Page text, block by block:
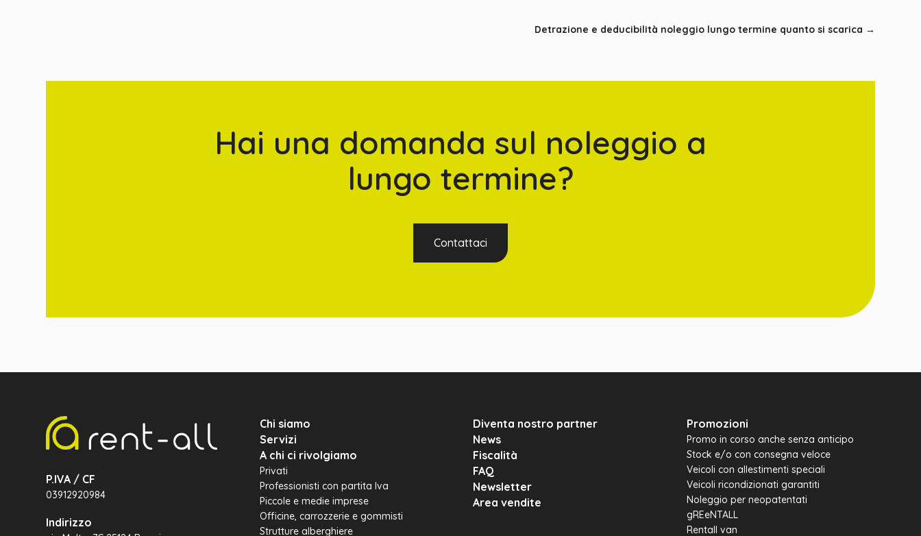
Detrazione e deducibilità noleggio lungo termine quanto si scarica →
Hai una domanda sul noleggio a
lungo termine?
Contattaci
P.IVA / CF
03912920984
Indirizzo
Chi siamo
Servizi
A chi ci rivolgiamo
Privati
Professionisti con partita Iva
Piccole e medie imprese
Officine, carrozzerie e gommisti
Strutture alberghiere
Diventa nostro partner
News
Fiscalità
FAQ
Newsletter
Area vendite
Promozioni
Promo in corso anche senza anticipo
Stock e/o con consegna veloce
Veicoli con allestimenti speciali
Veicoli ricondizionati garantiti
Noleggio per neopatentati
gREeNTALL
Rentall van